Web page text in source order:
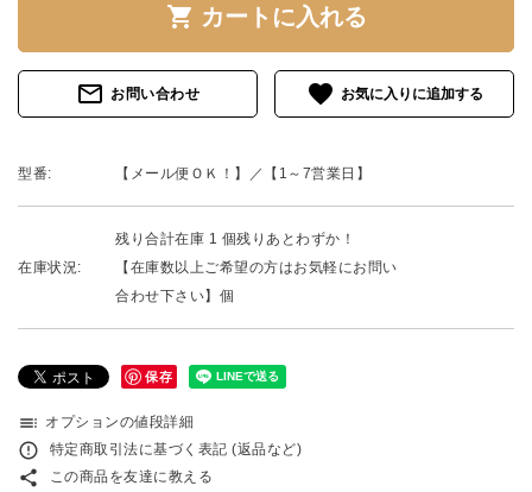
shopping_cart カートに入れる
mail_outline お問い合わせ favorite
型番: 【メール便ＯＫ！】／【1～7営業日】
在庫状況:
残り合計在庫 1 個残りあとわずか！
【在庫数以上ご希望の方はお気軽にお問い
合わせ下さい】個
保存
toc オプションの値段詳細
error_outline 特定商取引法に基づく表記 (返品など)
share この商品を友達に教える